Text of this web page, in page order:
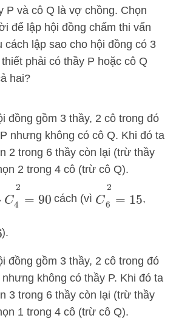
P và cô Q là vợ chồng. Chọn
để lập hội đồng chấm thi vấn
cách lập sao cho hội đồng có 3
phải có thầy P hoặc cô Q
hai?
đồng gồm 3 thầy, 2 cô trong đó
nhưng không có cô Q. Khi đó ta
2 trong 6 thầy còn lại (trừ thầy
2 trong 4 cô (trừ cô Q).
C4 90 cách (vì C6 15,
).
đồng gồm 3 thầy, 2 cô trong đó
không có thầy P. Khi đó ta
3 trong 6 thầy còn lại (trừ thầy
1 trong 4 cô (trừ cô Q).